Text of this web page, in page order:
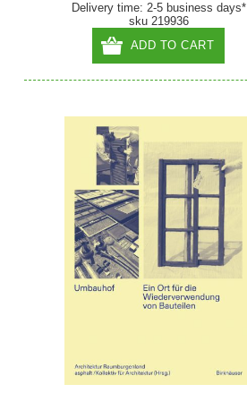
Delivery time: 2-5 business days*
sku 219936
ADD TO CART